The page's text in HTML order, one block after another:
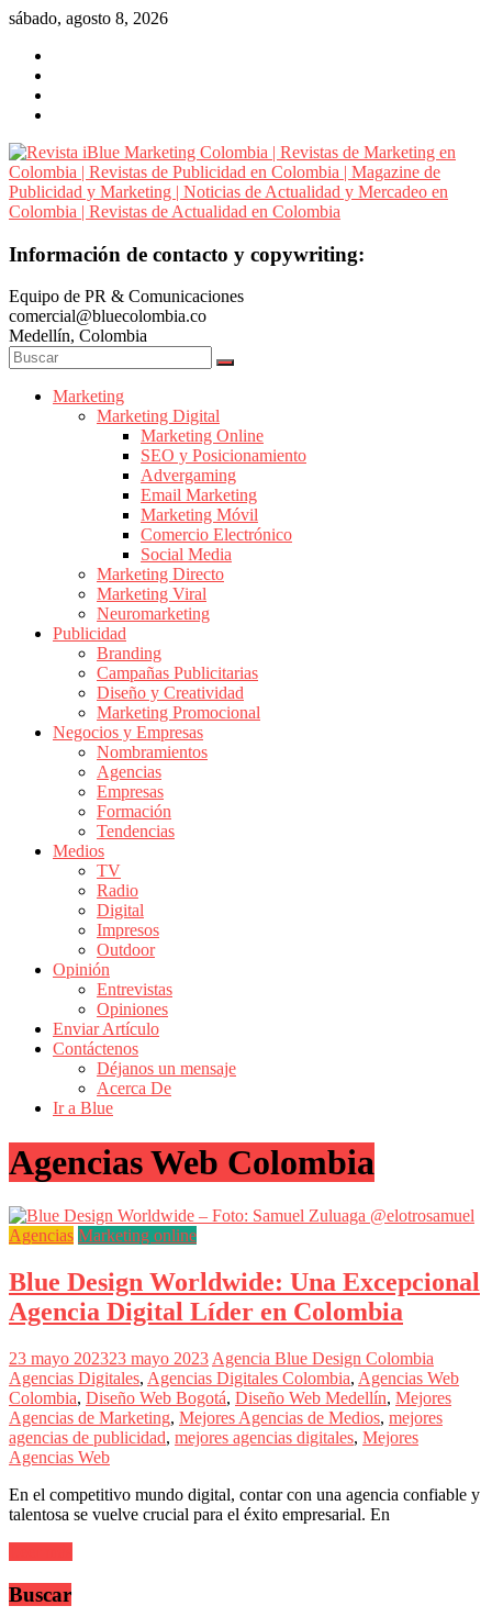
Saltar
contenido
sábado, agosto 8, 2026
Revista
Marketing
Colombia
|
Revistas
Marketing
Publicidad
Colombia
Magazine
Publicidad
Marketing
Noticias
Actualidad
Mercadeo
Colombia
Revistas
Actualidad
Colombia
Revista
iBlue
Marketing
Magazine
de
Mercadeo
y
Medios
la
Agencia
Blue
Design
Colombia
y
filiales
en
Latina
Una
Información de contacto y copywriting:
Equipo de PR & Comunicaciones
comercial@bluecolombia.co
Medellín, Colombia
Marketing
Marketing Digital
Marketing Online
SEO y Posicionamiento
Advergaming
Email Marketing
Marketing Móvil
Comercio Electrónico
Social Media
Marketing Directo
Marketing Viral
Neuromarketing
Publicidad
Branding
Campañas Publicitarias
Diseño y Creatividad
Marketing Promocional
Negocios y Empresas
Nombramientos
Agencias
Empresas
Formación
Tendencias
Medios
TV
Radio
Digital
Impresos
Outdoor
Opinión
Entrevistas
Opiniones
Enviar Artículo
Contáctenos
Déjanos un mensaje
Acerca De
Ir a Blue
Agencias Web Colombia
Agencias Marketing online
Blue Design Worldwide: Una Excepcional
Agencia Digital Líder en Colombia
23 mayo 202323 mayo 2023 Agencia Blue Design Colombia
Agencias Digitales, Agencias Digitales Colombia, Agencias Web
Colombia, Diseño Web Bogotá, Diseño Web Medellín, Mejores
Agencias de Marketing, Mejores Agencias de Medios, mejores
agencias de publicidad, mejores agencias digitales, Mejores
Agencias Web
En el competitivo mundo digital, contar con una agencia confiable y
talentosa se vuelve crucial para el éxito empresarial. En
Buscar